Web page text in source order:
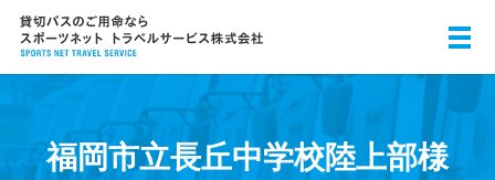
メ
福岡市立長丘中学校陸上部様